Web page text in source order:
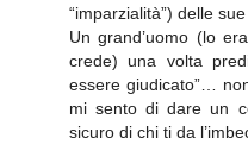
“imparzialità”) delle sue
Un grand’uomo (lo
crede) una volta
essere giudicato”…
mi sento di dare un
sicuro di chi ti da